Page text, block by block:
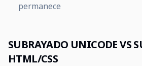
permanece
SUBRAYADO UNICODE VS
HTML/CSS